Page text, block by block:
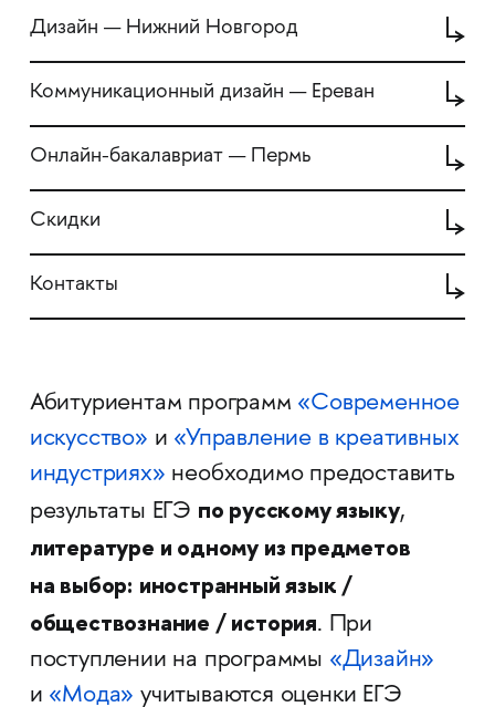
Дизайн — Нижний Новгород
Коммуникационный дизайн — Ереван
Онлайн-бакалавриат — Пермь
Скидки
Контакты
Абитуриентам программ «Современное
искусство» и «Управление в креативных
индустриях» необходимо предоставить
результаты ЕГЭ по русскому языку,
литературе и одному из предметов
на выбор: иностранный язык /
обществознание / история. При
поступлении на программы «Дизайн»
и «Мода» учитываются оценки ЕГЭ